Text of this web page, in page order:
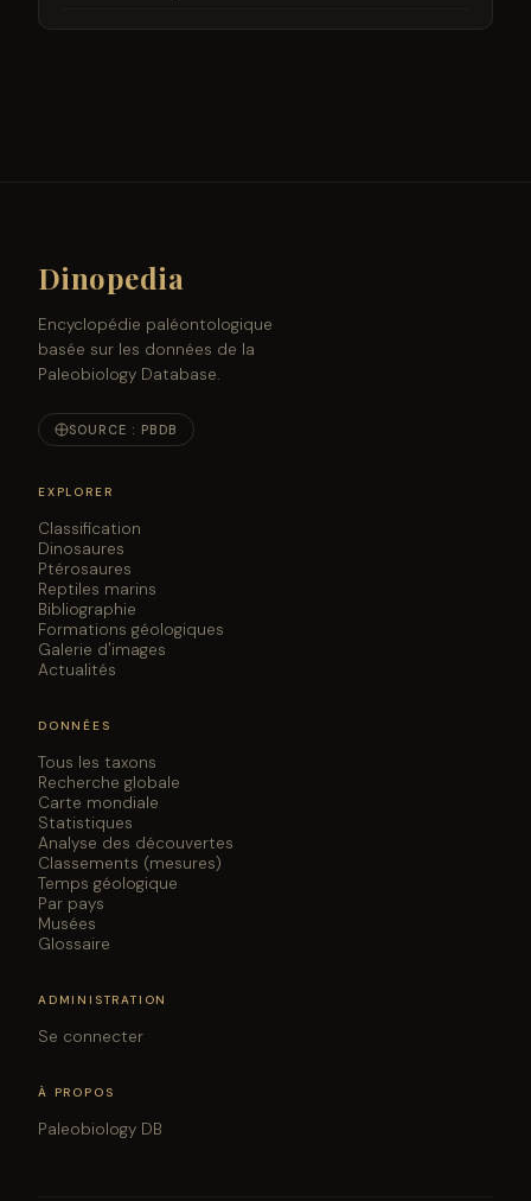
Dinopedia
Encyclopédie paléontologique
basée sur les données de la
Paleobiology Database.
SOURCE : PBDB
EXPLORER
Classification
Dinosaures
Ptérosaures
Reptiles marins
Bibliographie
Formations géologiques
Galerie d'images
Actualités
DONNÉES
Tous les taxons
Recherche globale
Carte mondiale
Statistiques
Analyse des découvertes
Classements (mesures)
Temps géologique
Par pays
Musées
Glossaire
ADMINISTRATION
Se connecter
À PROPOS
Paleobiology DB